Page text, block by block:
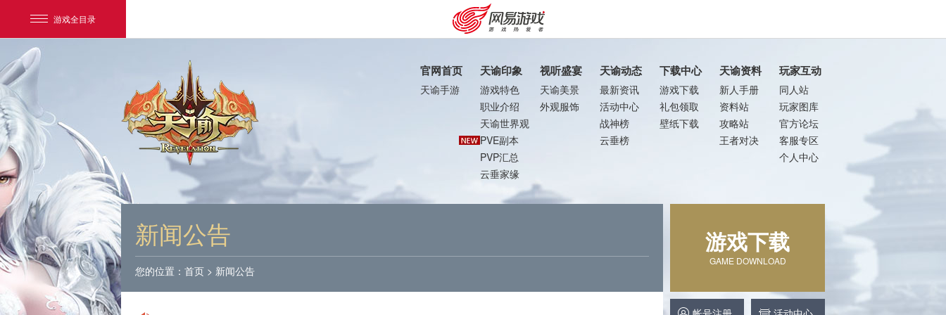
游戏全目录
网易游戏
我的足迹： 天谕
官网首页
天谕手游
天谕印象
游戏特色
职业介绍
天谕世界观
PVE副本
PVP汇总
云垂家缘
视听盛宴
天谕美景
外观服饰
天谕动态
最新资讯
活动中心
战神榜
云垂榜
下载中心
游戏下载
礼包领取
壁纸下载
天谕资料
新人手册
资料站
攻略站
王者对决
玩家互动
同人站
玩家图库
官方论坛
客服专区
个人中心
新闻公告
您的位置： 首页 > 新闻公告
游戏下载
GAME DOWNLOAD